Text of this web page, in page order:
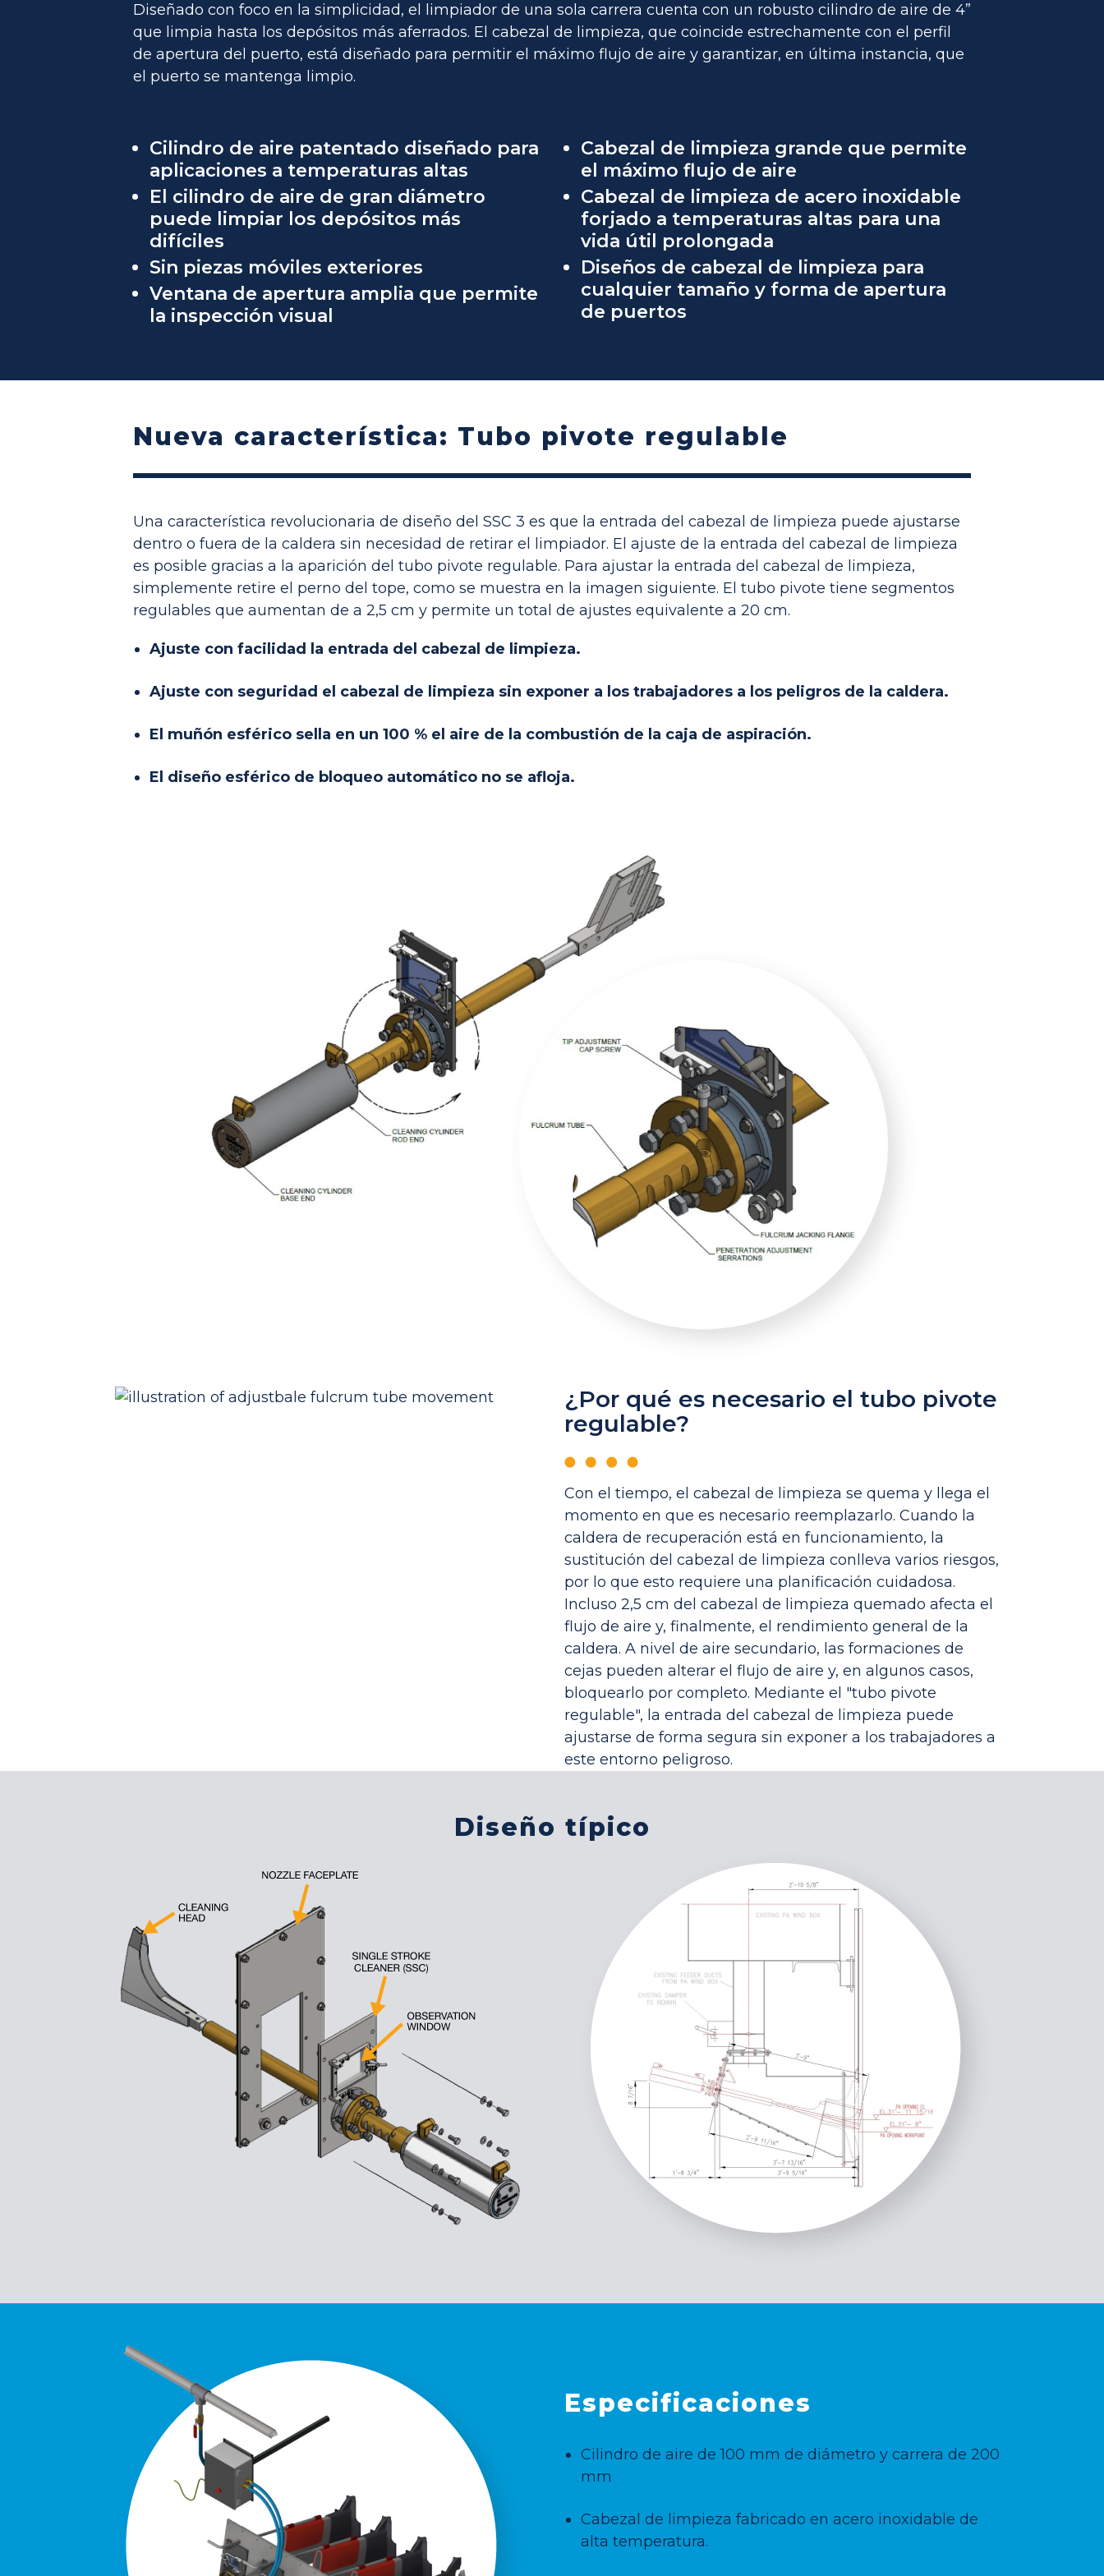
Diseñado con foco en la simplicidad, el limpiador de una sola carrera cuenta con un robusto cilindro de aire de 4”
que limpia hasta los depósitos más aferrados. El cabezal de limpieza, que coincide estrechamente con el perfil
de apertura del puerto, está diseñado para permitir el máximo flujo de aire y garantizar, en última instancia, que
el puerto se mantenga limpio.
Cilindro de aire patentado diseñado para
aplicaciones a temperaturas altas
El cilindro de aire de gran diámetro
puede limpiar los depósitos más
difíciles
Sin piezas móviles exteriores
Ventana de apertura amplia que permite
la inspección visual
Cabezal de limpieza grande que permite
el máximo flujo de aire
Cabezal de limpieza de acero inoxidable
forjado a temperaturas altas para una
vida útil prolongada
Diseños de cabezal de limpieza para
cualquier tamaño y forma de apertura
de puertos
Nueva característica: Tubo pivote regulable
Una característica revolucionaria de diseño del SSC 3 es que la entrada del cabezal de limpieza puede ajustarse
dentro o fuera de la caldera sin necesidad de retirar el limpiador. El ajuste de la entrada del cabezal de limpieza
es posible gracias a la aparición del tubo pivote regulable. Para ajustar la entrada del cabezal de limpieza,
simplemente retire el perno del tope, como se muestra en la imagen siguiente. El tubo pivote tiene segmentos
regulables que aumentan de a 2,5 cm y permite un total de ajustes equivalente a 20 cm.
Ajuste con facilidad la entrada del cabezal de limpieza.
Ajuste con seguridad el cabezal de limpieza sin exponer a los trabajadores a los peligros de la caldera.
El muñón esférico sella en un 100 % el aire de la combustión de la caja de aspiración.
El diseño esférico de bloqueo automático no se afloja.
¿Por qué es necesario el tubo pivote
regulable?
Con el tiempo, el cabezal de limpieza se quema y llega el
momento en que es necesario reemplazarlo. Cuando la
caldera de recuperación está en funcionamiento, la
sustitución del cabezal de limpieza conlleva varios riesgos,
por lo que esto requiere una planificación cuidadosa.
Incluso 2,5 cm del cabezal de limpieza quemado afecta el
flujo de aire y, finalmente, el rendimiento general de la
caldera. A nivel de aire secundario, las formaciones de
cejas pueden alterar el flujo de aire y, en algunos casos,
bloquearlo por completo. Mediante el "tubo pivote
regulable", la entrada del cabezal de limpieza puede
ajustarse de forma segura sin exponer a los trabajadores a
este entorno peligroso.
Diseño típico
Especificaciones
Cilindro de aire de 100 mm de diámetro y carrera de 200
mm
Cabezal de limpieza fabricado en acero inoxidable de
alta temperatura.